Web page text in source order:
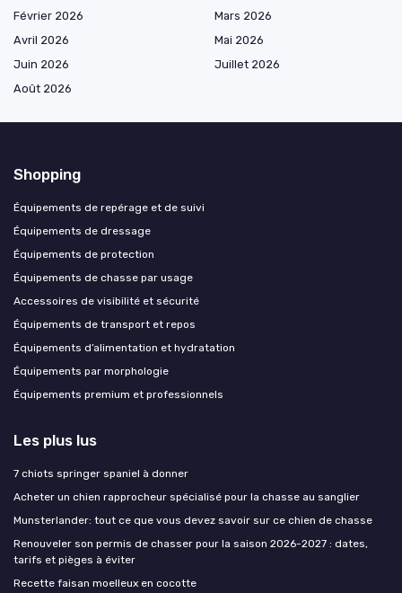
Février 2026
Mars 2026
Avril 2026
Mai 2026
Juin 2026
Juillet 2026
Août 2026
Shopping
Équipements de repérage et de suivi
Équipements de dressage
Équipements de protection
Équipements de chasse par usage
Accessoires de visibilité et sécurité
Équipements de transport et repos
Équipements d’alimentation et hydratation
Équipements par morphologie
Équipements premium et professionnels
Les plus lus
7 chiots springer spaniel à donner
Acheter un chien rapprocheur spécialisé pour la chasse au sanglier
Munsterlander: tout ce que vous devez savoir sur ce chien de chasse
Renouveler son permis de chasser pour la saison 2026-2027 : dates,
tarifs et pièges à éviter
Recette faisan moelleux en cocotte